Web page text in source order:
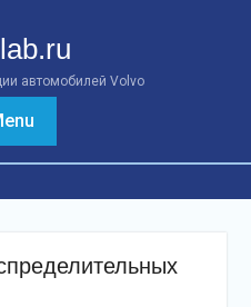
автомобилей Volvo